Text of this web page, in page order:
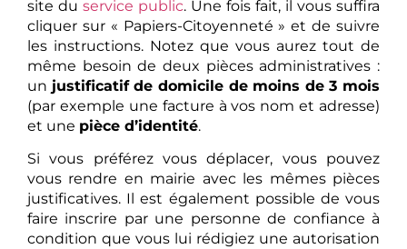
site du service public. Une fois fait, il vous suffira
cliquer sur « Papiers-Citoyenneté » et de suivre
les instructions. Notez que vous aurez tout de
même besoin de deux pièces administratives :
un justificatif de domicile de moins de 3 mois
(par exemple une facture à vos nom et adresse)
et une pièce d’identité.
Si vous préférez vous déplacer, vous pouvez
vous rendre en mairie avec les mêmes pièces
justificatives. Il est également possible de vous
faire inscrire par une personne de confiance à
condition que vous lui rédigiez une autorisation